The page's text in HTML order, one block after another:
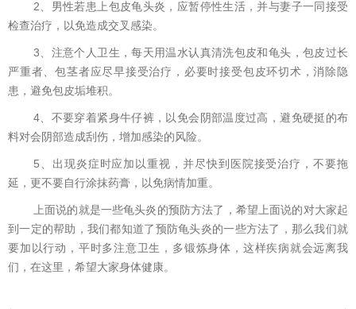
2、男性若患上包皮龟头炎，应暂停性生活，并与妻子一同接受
检查治疗，以免造成交叉感染。
3、注意个人卫生，每天用温水认真清洗包皮和龟头，包皮过长
严重者、包茎者应尽早接受治疗，必要时接受包皮环切术，消除隐
患，避免包皮垢堆积。
4、不要穿着紧身牛仔裤，以免会阴部温度过高，避免硬挺的布
料对会阴部造成刮伤，增加感染的风险。
5、出现炎症时应加以重视，并尽快到医院接受治疗，不要拖
延，更不要自行涂抹药膏，以免病情加重。
上面说的就是一些龟头炎的预防方法了，希望上面说的对大家起
到一定的帮助，我们都知道了预防龟头炎的一些方法了，那么我们就
要加以行动，平时多注意卫生，多锻炼身体，这样疾病就会远离我
们，在这里，希望大家身体健康。